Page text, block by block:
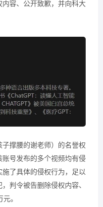
容、公开致歉，并向科大
撑腰的谢老师）的名誉权
号发布的多个视频均有侵
了具体的侵权行为，足以
判令被告删除侵权内容、
。